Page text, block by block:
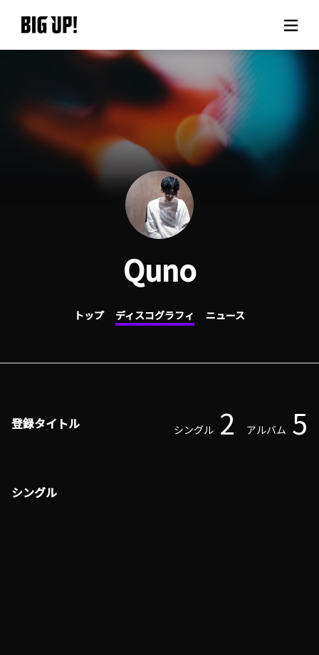
BIG UP!について
ニュース
料金プラン
サポート
ご利用の流れ
よくある質問
Quno
トップ ディスコグラフィ ニュース
登録タイトル シングル 2 アルバム 5
シングル